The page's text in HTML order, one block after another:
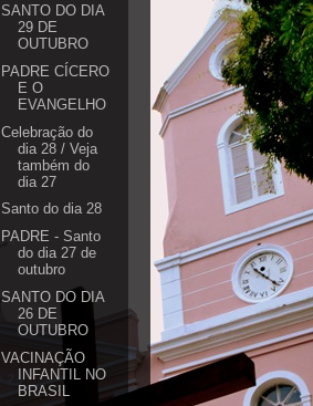
SANTO DO DIA
29 DE
OUTUBRO
PADRE CÍCERO
E O
EVANGELHO
Celebração do
dia 28 / Veja
também do
dia 27
Santo do dia 28
PADRE - Santo
do dia 27 de
outubro
SANTO DO DIA
26 DE
OUTUBRO
VACINAÇÃO
INFANTIL NO
BRASIL